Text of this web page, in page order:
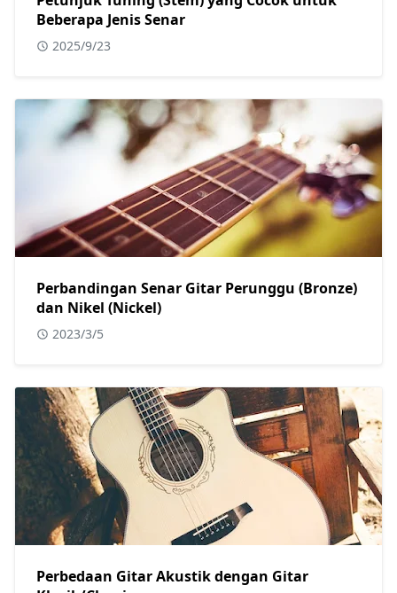
Beberapa Jenis Senar
2025/9/23
Perbandingan Senar Gitar Perunggu (Bronze)
dan Nikel (Nickel)
2023/3/5
Perbedaan Gitar Akustik dengan Gitar